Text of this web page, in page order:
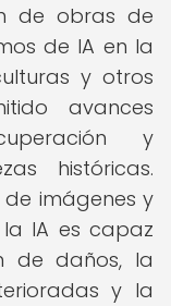
de obras de
de IA en la
y otros
avances
y
históricas.
imágenes y
IA es capaz
de daños, la
y la